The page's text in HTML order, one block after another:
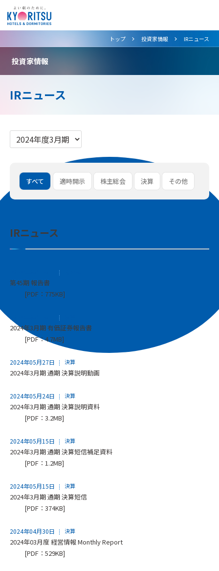
トップ >
投資家情報 >
IRニュース
投資家情報
IRニュース
すべて 適時開示 株主総会 決算 その他
IRニュース
第45期 報告書
[PDF：775KB]
2024年06月26日
2024年3月期 有価証券報告書
[PDF：4.7MB]
2024年05月27日 決算
2024年3月期 通期 決算説明動画
2024年05月24日 決算
2024年3月期 通期 決算説明資料
[PDF：3.2MB]
2024年05月15日 決算
2024年3月期 通期 決算短信補足資料
[PDF：1.2MB]
2024年05月15日 決算
2024年3月期 通期 決算短信
[PDF：374KB]
2024年04月30日 決算
2024年03月度 経営情報 Monthly Report
[PDF：529KB]